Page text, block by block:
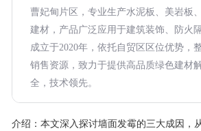
曹妃甸片区，专业生产水泥板、美岩板
建材，产品广泛应用于建筑装饰、防火
成立于2020年，依托自贸区区位优势，
销售资源，致力于提供高品质绿色建材
全，技术领先。
介绍： 本文深入探讨墙面发霉的三大成因，